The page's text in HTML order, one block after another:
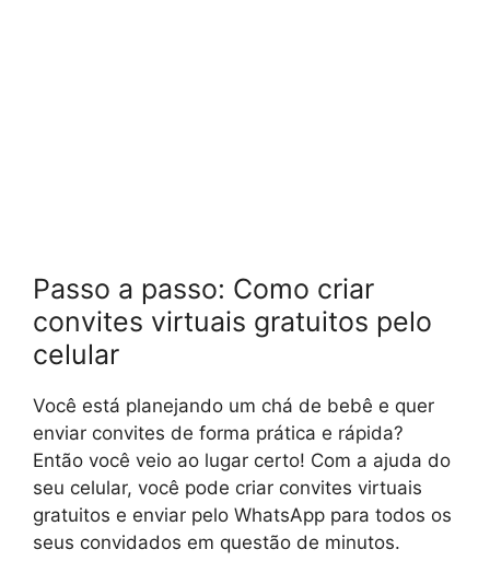
Passo a passo: Como criar
convites virtuais gratuitos pelo
celular
Você está planejando um chá de bebê e quer
enviar convites de forma prática e rápida?
Então você veio ao lugar certo! Com a ajuda do
seu celular, você pode criar convites virtuais
gratuitos e enviar pelo WhatsApp para todos os
seus convidados em questão de minutos.